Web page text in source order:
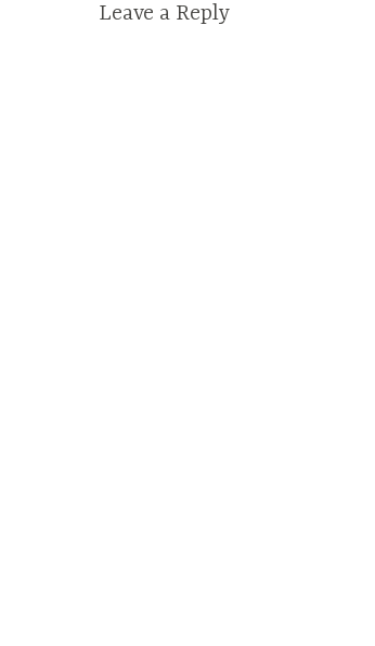
Leave a Reply